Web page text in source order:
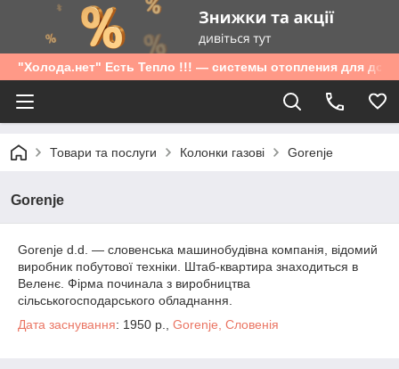
"Холода.нет" Есть Тепло !!! — системы отопления для дома
Товари та послуги Колонки газові Gorenje
Gorenje
Gorenje d.d. — словенська машинобудівна компанія, відомий
виробник побутової техніки. Штаб-квартира знаходиться в
Веленє. Фірма починала з виробництва
сільськогосподарського обладнання.
Дата заснування: 1950 р., Gorenje, Словенія